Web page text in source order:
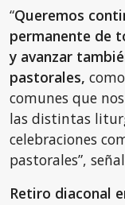
“Queremos
permanente de
y avanzar
pastorales,
comunes que
las distintas
celebraciones
pastorales”,
Retiro diaconal